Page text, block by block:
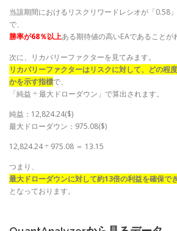
当該期間におけるリスクリワードレシオが「0.58
で、
勝率が68％以上ある期待値の高いEAであることが
次に、リカバリーファクターを見てみます。
リカバリーファクターはリスクに対して、どの程
かを示す指標で、
「純益 ÷ 最大ドローダウン」で算出されます。
純益：12,824.24($)
最大ドローダウン：975.08($)
12,824.24 ÷ 975.08 ＝ 13.15
つまり、
最大ドローダウンに対して約13倍の利益を確保で
となっております。